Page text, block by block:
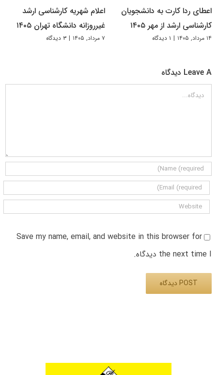
اعطای ردا کارت به دانشجویان
کارشناسی ارشد از مهر ۱۴۰۵
۱۴ مرداد, ۱۴۰۵ | ۱ دیدگاه
اعلام شهریه کارشناسی ارشد
غیرروزانه دانشگاه تهران ۱۴۰۵
۷ مرداد, ۱۴۰۵ | ۳ دیدگاه
Leave A دیدگاه
دیدگاه
Save my name, email, and website in this browser for
the next time I دیدگاه.